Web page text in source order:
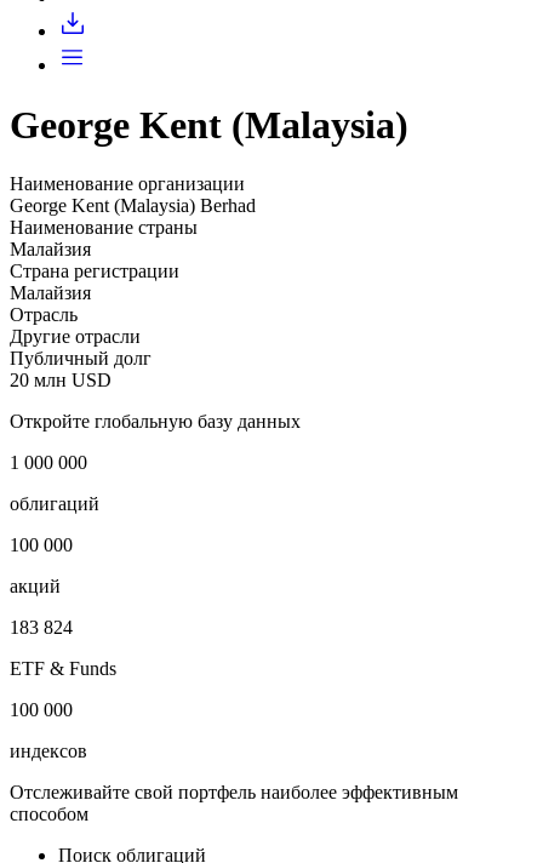
George Kent (Malaysia)
Наименование организации
George Kent (Malaysia) Berhad
Наименование страны
Малайзия
Страна регистрации
Малайзия
Другие отрасли
20 млн USD
Откройте глобальную базу данных
1 000 000
облигаций
100 000
акций
183 824
ETF & Funds
100 000